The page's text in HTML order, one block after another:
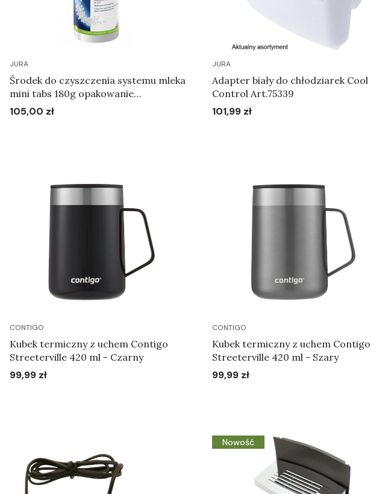
JURA
Środek do czyszczenia systemu mleka
mini tabs 180g opakowanie
uzupełniające
Cena
105,00 zł
JURA
Adapter biały do chłodziarek Cool
Control Art.75339
Cena
101,99 zł
CONTIGO
Kubek termiczny z uchem Contigo
Streeterville 420 ml - Czarny
Cena
99,99 zł
CONTIGO
Kubek termiczny z uchem Contigo
Streeterville 420 ml - Szary
Cena
99,99 zł
Nowość